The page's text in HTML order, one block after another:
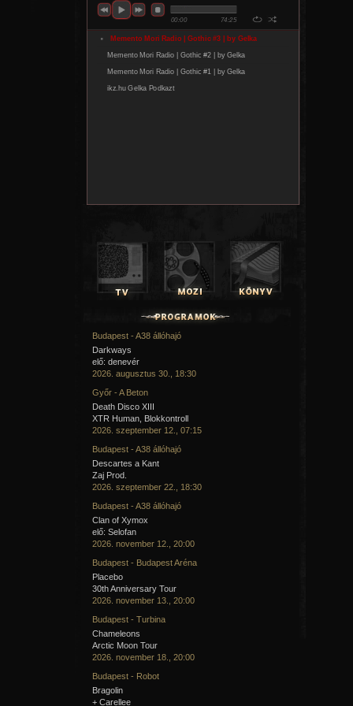
Budapest - A38 állóhajó
Darkways
elő: denevér
2026. augusztus 30., 18:30
Győr - A Beton
Death Disco XIII
XTR Human, Blokkontroll
2026. szeptember 12., 07:15
Budapest - A38 állóhajó
Descartes a Kant
Zaj Prod.
2026. szeptember 22., 18:30
Budapest - A38 állóhajó
Clan of Xymox
elő: Selofan
2026. november 12., 20:00
Budapest - Budapest Aréna
Placebo
30th Anniversary Tour
2026. november 13., 20:00
Budapest - Turbina
Chameleons
Arctic Moon Tour
2026. november 18., 20:00
Budapest - Robot
Bragolin
+ Carellee